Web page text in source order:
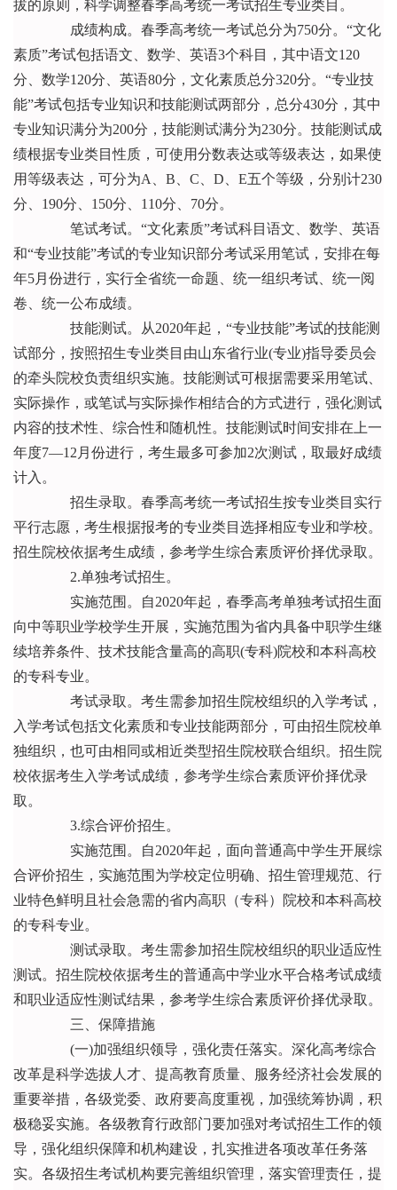
拔的原则，科学调整春季高考统一考试招生专业类目。
成绩构成。春季高考统一考试总分为750分。“文化
素质”考试包括语文、数学、英语3个科目，其中语文120
分、数学120分、英语80分，文化素质总分320分。“专业技
能”考试包括专业知识和技能测试两部分，总分430分，其中
专业知识满分为200分，技能测试满分为230分。技能测试成
绩根据专业类目性质，可使用分数表达或等级表达，如果使
用等级表达，可分为A、B、C、D、E五个等级，分别计230
分、190分、150分、110分、70分。
笔试考试。“文化素质”考试科目语文、数学、英语
和“专业技能”考试的专业知识部分考试采用笔试，安排在每
年5月份进行，实行全省统一命题、统一组织考试、统一阅
卷、统一公布成绩。
技能测试。从2020年起，“专业技能”考试的技能测
试部分，按照招生专业类目由山东省行业(专业)指导委员会
的牵头院校负责组织实施。技能测试可根据需要采用笔试、
实际操作，或笔试与实际操作相结合的方式进行，强化测试
内容的技术性、综合性和随机性。技能测试时间安排在上一
年度7—12月份进行，考生最多可参加2次测试，取最好成绩
计入。
招生录取。春季高考统一考试招生按专业类目实行
平行志愿，考生根据报考的专业类目选择相应专业和学校。
招生院校依据考生成绩，参考学生综合素质评价择优录取。
2.单独考试招生。
实施范围。自2020年起，春季高考单独考试招生面
向中等职业学校学生开展，实施范围为省内具备中职学生继
续培养条件、技术技能含量高的高职(专科)院校和本科高校
的专科专业。
考试录取。考生需参加招生院校组织的入学考试，
入学考试包括文化素质和专业技能两部分，可由招生院校单
独组织，也可由相同或相近类型招生院校联合组织。招生院
校依据考生入学考试成绩，参考学生综合素质评价择优录
取。
3.综合评价招生。
实施范围。自2020年起，面向普通高中学生开展综
合评价招生，实施范围为学校定位明确、招生管理规范、行
业特色鲜明且社会急需的省内高职（专科）院校和本科高校
的专科专业。
测试录取。考生需参加招生院校组织的职业适应性
测试。招生院校依据考生的普通高中学业水平合格考试成绩
和职业适应性测试结果，参考学生综合素质评价择优录取。
三、保障措施
(一)加强组织领导，强化责任落实。深化高考综合
改革是科学选拔人才、提高教育质量、服务经济社会发展的
重要举措，各级党委、政府要高度重视，加强统筹协调，积
极稳妥实施。各级教育行政部门要加强对考试招生工作的领
导，强化组织保障和机构建设，扎实推进各项改革任务落
实。各级招生考试机构要完善组织管理，落实管理责任，提